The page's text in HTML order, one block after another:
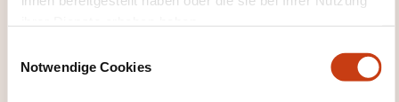
Notwendige Cookies
Hotel- und